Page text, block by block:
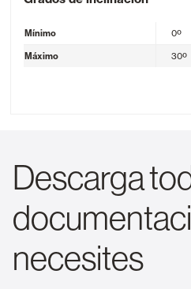
Mínimo 0º
Máximo 30º
Descarga
necesites